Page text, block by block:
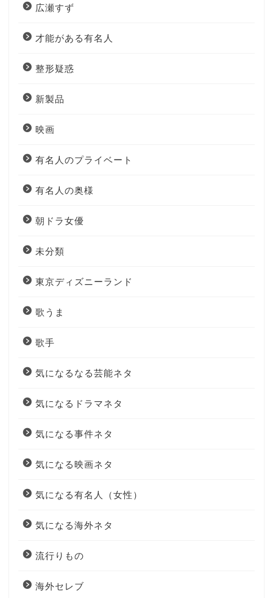
広瀬すず
才能がある有名人
整形疑惑
新製品
映画
有名人のプライベート
有名人の奥様
朝ドラ女優
未分類
東京ディズニーランド
歌うま
歌手
気になるなる芸能ネタ
気になるドラマネタ
気になる事件ネタ
気になる映画ネタ
気になる有名人（女性）
気になる海外ネタ
流行りもの
海外セレブ